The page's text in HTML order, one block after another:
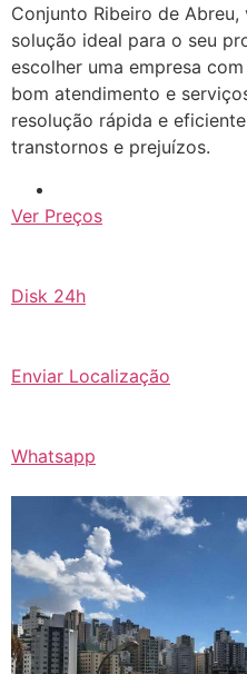
Conjunto Ribeiro de
solução ideal para o seu
escolher uma empresa
bom atendimento e
resolução rápida e
transtornos e prejuízos.
Ver Preços
Disk 24h
Enviar Localização
Whatsapp